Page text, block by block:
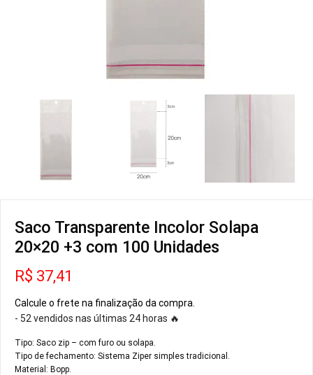
Saco Transparente Incolor Solapa
20×20 +3 com 100 Unidades
R$ 37,41
Calcule o frete na finalização da compra.
- 52 vendidos nas últimas 24 horas 🔥
Tipo: Saco zip – com furo ou solapa.
Tipo de fechamento: Sistema Ziper simples tradicional.
Material: Bopp.